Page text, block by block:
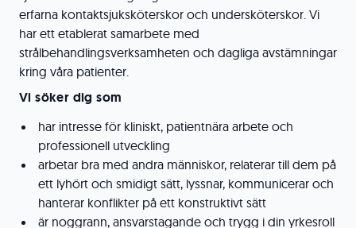
erfarna kontaktsjuksköterskor och undersköterskor. Vi
har ett etablerat samarbete med
strålbehandlingsverksamheten och dagliga avstämningar
kring våra patienter.
Vi söker dig som
har intresse för kliniskt, patientnära arbete och
professionell utveckling
arbetar bra med andra människor, relaterar till dem på
ett lyhört och smidigt sätt, lyssnar, kommunicerar och
hanterar konflikter på ett konstruktivt sätt
är noggrann, ansvarstagande och trygg i din yrkesroll